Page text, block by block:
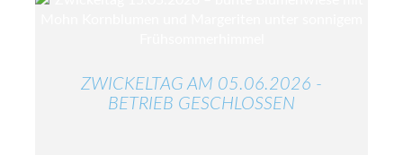
ZWICKELTAG AM 05.06.2026 -
BETRIEB GESCHLOSSEN